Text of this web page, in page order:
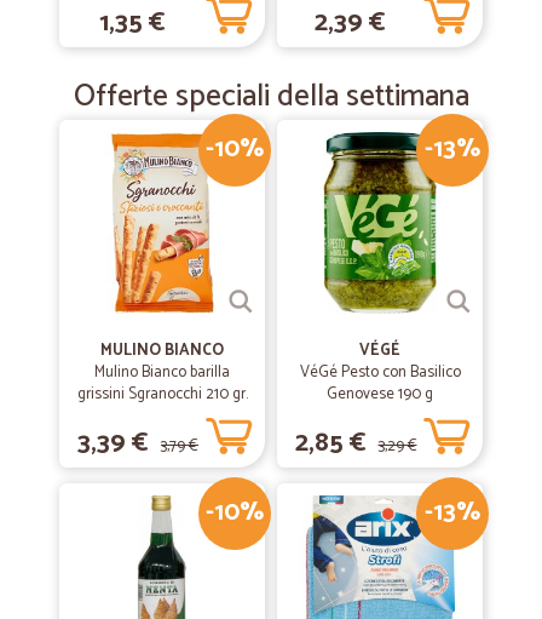
1,35 € 2,39 €
Offerte speciali della settimana
-10%
MULINO BIANCO
Mulino Bianco barilla
grissini Sgranocchi 210 gr.
3,39 € 3,79 €
-13%
VÉGÉ
VéGé Pesto con Basilico
Genovese 190 g
2,85 € 3,29 €
-10% -13%